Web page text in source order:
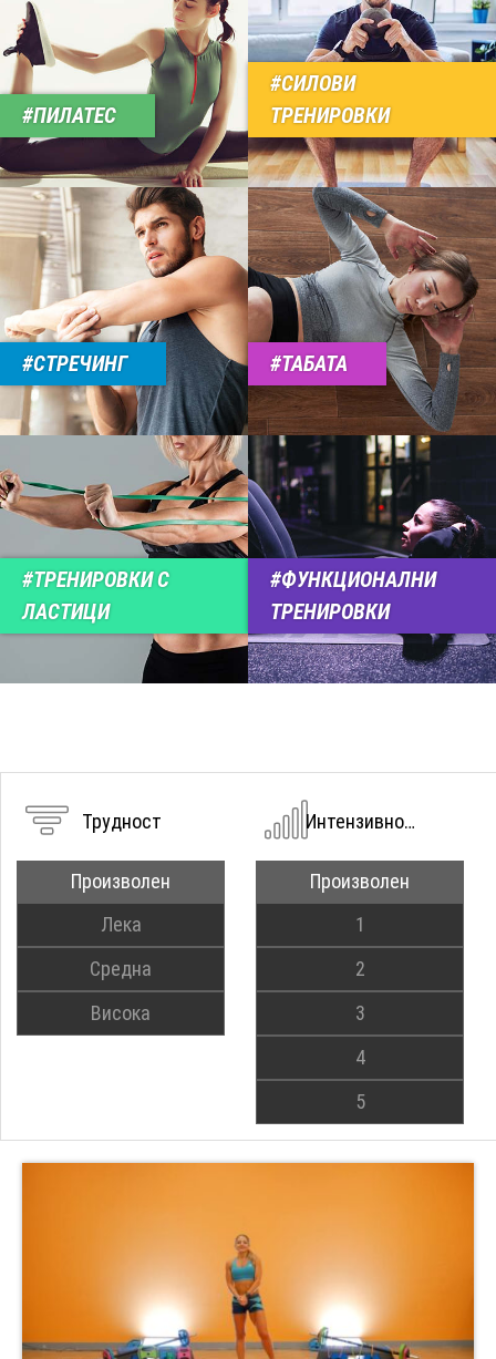
ПИЛАТЕС
СИЛОВИ
ТРЕНИРОВКИ
СТРЕЧИНГ ТАБАТА
ТРЕНИРОВКИ С
ЛАСТИЦИ
ФУНКЦИОНАЛНИ
ТРЕНИРОВКИ
Трудност
Произволен
Лека
Средна
Висока
Интензивност
Произволен
1
2
3
4
5